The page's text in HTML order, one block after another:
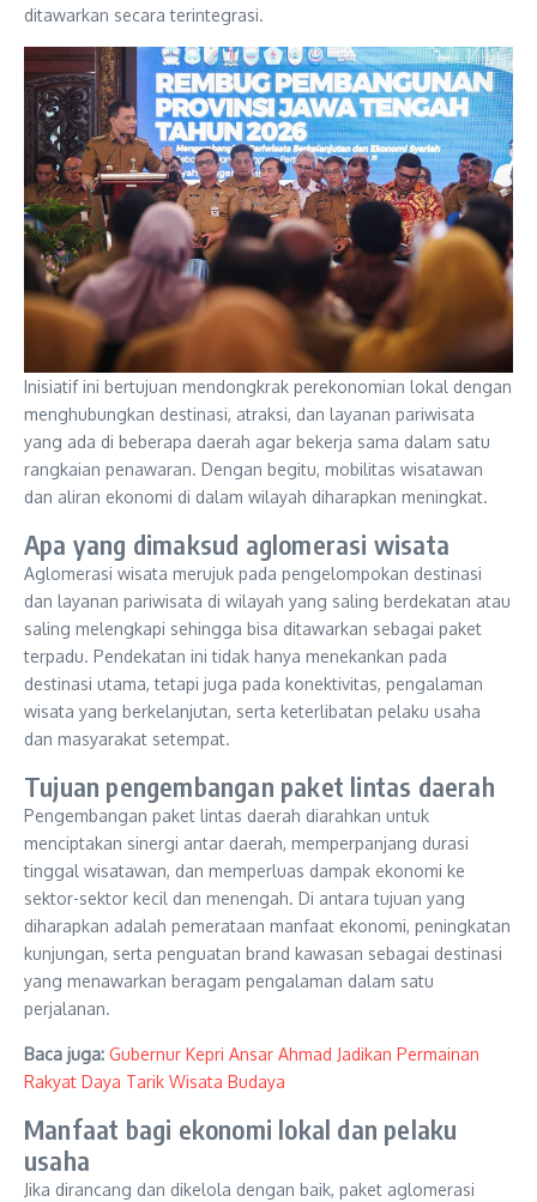
ditawarkan secara terintegrasi.
Inisiatif ini bertujuan mendongkrak perekonomian lokal dengan
menghubungkan destinasi, atraksi, dan layanan pariwisata
yang ada di beberapa daerah agar bekerja sama dalam satu
rangkaian penawaran. Dengan begitu, mobilitas wisatawan
dan aliran ekonomi di dalam wilayah diharapkan meningkat.
Apa yang dimaksud aglomerasi wisata
Aglomerasi wisata merujuk pada pengelompokan destinasi
dan layanan pariwisata di wilayah yang saling berdekatan atau
saling melengkapi sehingga bisa ditawarkan sebagai paket
terpadu. Pendekatan ini tidak hanya menekankan pada
destinasi utama, tetapi juga pada konektivitas, pengalaman
wisata yang berkelanjutan, serta keterlibatan pelaku usaha
dan masyarakat setempat.
Tujuan pengembangan paket lintas daerah
Pengembangan paket lintas daerah diarahkan untuk
menciptakan sinergi antar daerah, memperpanjang durasi
tinggal wisatawan, dan memperluas dampak ekonomi ke
sektor-sektor kecil dan menengah. Di antara tujuan yang
diharapkan adalah pemerataan manfaat ekonomi, peningkatan
kunjungan, serta penguatan brand kawasan sebagai destinasi
yang menawarkan beragam pengalaman dalam satu
perjalanan.
Baca juga: Gubernur Kepri Ansar Ahmad Jadikan Permainan
Rakyat Daya Tarik Wisata Budaya
Manfaat bagi ekonomi lokal dan pelaku
usaha
Jika dirancang dan dikelola dengan baik, paket aglomerasi